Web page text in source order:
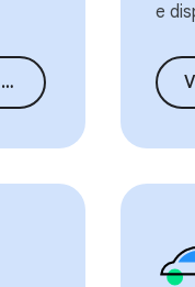
e